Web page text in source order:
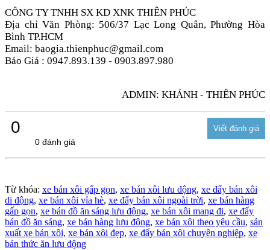
CÔNG TY TNHH SX KD XNK THIÊN PHÚC
Địa chỉ Văn Phòng: 506/37 Lạc Long Quân, Phường Hòa
Bình TP.HCM
Email: baogia.thienphuc@gmail.com
Báo Giá : 0947.893.139 - 0903.897.980
ADMIN: KHÁNH - THIÊN PHÚC
0
0 đánh giá
Từ khóa: xe bán xôi gấp gọn, xe bán xôi lưu động, xe đẩy bán xôi
di động, xe bán xôi vỉa hè, xe đẩy bán xôi ngoài trời, xe bán hàng
gấp gọn, xe bán đồ ăn sáng lưu động, xe bán xôi mang đi, xe đẩy
bán đồ ăn sáng, xe bán hàng lưu động, xe bán xôi theo yêu cầu, sản
xuất xe bán xôi, xe bán xôi đẹp, xe đẩy bán xôi chuyên nghiệp, xe
bán thức ăn lưu động